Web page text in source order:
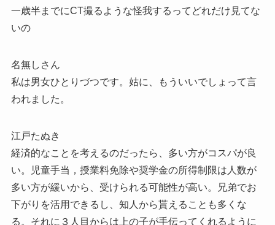
一歳半までにCT撮るような怪我するってどれだけ見てな
いの
名無しさん
私は男女ひとりづつです。姑に、もういいでしょって言
われました。
江戸たぬき
経済的なことを考えるのだったら、多い方がコスパが良
い。児童手当，授業料免除や奨学金の所得制限は人数が
多い方が緩いから、受けられる可能性が高い。兄弟でお
下がりを活用できるし、知人から貰えることも多くな
る。それに３人目からは上の子が手伝ってくれるように